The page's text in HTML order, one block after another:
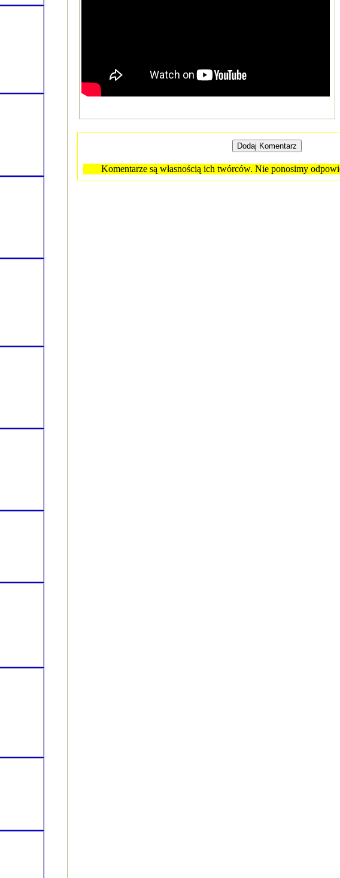
Komentarze są własnością ich twórców. Nie ponosimy